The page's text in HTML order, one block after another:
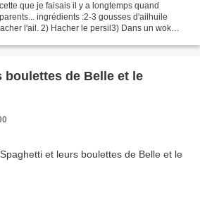
que je faisais il y a longtemps quand
ingrédients :2-3 gousses d'ailhuile
l'ail. 2) Hacher le persil3) Dans un wok
boulettes de Belle et le